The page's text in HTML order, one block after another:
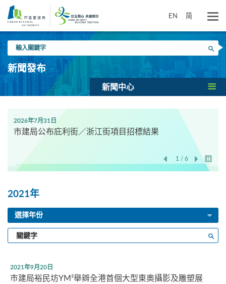
要
EN 简
入
關
鍵
搜尋
新聞發布
新聞中心
2026年7月31日
市建局公布庇利街／浙江街項目招標結果
1 / 6
開始/
2021年
選擇年份
輸
入
鍵
字
2021年9月20日
巿建局裕民坊YM²舉辧全港首個大型東奧攝影及雕塑展